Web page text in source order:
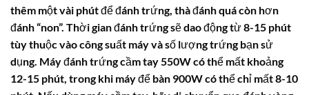
thêm một vài phút để đánh trứng, thà đánh quá còn hơn
đánh “non”. Thời gian đánh trứng sẽ dao động từ 8-15 phút
tùy thuộc vào công suất máy và số lượng trứng bạn sử
dụng. Máy đánh trứng cầm tay 550W có thể mất khoảng
12-15 phút, trong khi máy để bàn 900W có thể chỉ mất 8-10